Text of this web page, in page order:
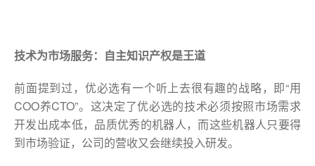
技术为市场服务：自主知识产权是王道
前面提到过，优必选有一个听上去很有趣的战略，即“用
COO养CTO”。这决定了优必选的技术必须按照市场需求
开发出成本低，品质优秀的机器人，而这些机器人只要得
到市场验证，公司的营收又会继续投入研发。